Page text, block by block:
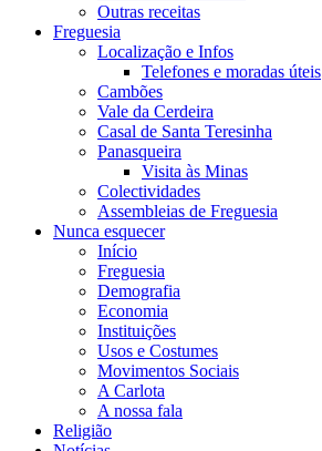
Outras receitas
Freguesia
Localização e Infos
Telefones e moradas úteis
Cambões
Vale da Cerdeira
Casal de Santa Teresinha
Panasqueira
Visita às Minas
Colectividades
Assembleias de Freguesia
Nunca esquecer
Início
Freguesia
Demografia
Economia
Instituições
Usos e Costumes
Movimentos Sociais
A Carlota
A nossa fala
Religião